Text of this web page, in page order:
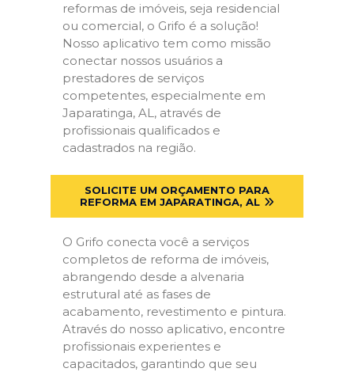
reformas de imóveis, seja residencial
ou comercial, o Grifo é a solução!
Nosso aplicativo tem como missão
conectar nossos usuários a
prestadores de serviços
competentes, especialmente em
Japaratinga, AL, através de
profissionais qualificados e
cadastrados na região.
SOLICITE UM ORÇAMENTO PARA
REFORMA EM JAPARATINGA, AL
O Grifo conecta você a serviços
completos de reforma de imóveis,
abrangendo desde a alvenaria
estrutural até as fases de
acabamento, revestimento e pintura.
Através do nosso aplicativo, encontre
profissionais experientes e
capacitados, garantindo que seu